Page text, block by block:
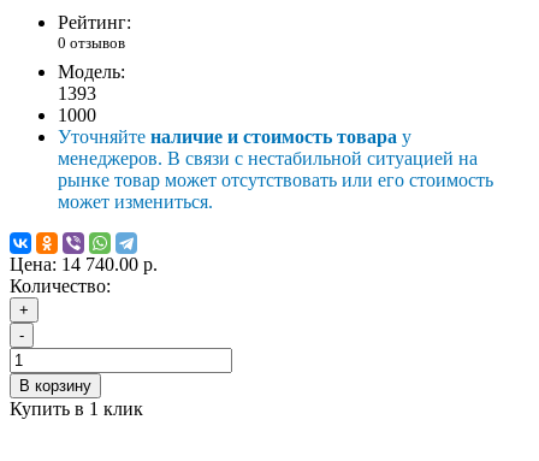
Рейтинг:
0 отзывов
Модель:
1393
1000
Уточняйте наличие и стоимость товара у
менеджеров. В связи с нестабильной ситуацией на
рынке товар может отсутствовать или его стоимость
может измениться.
Цена: 14 740.00 р.
Количество:
+
-
В корзину
Купить в 1 клик